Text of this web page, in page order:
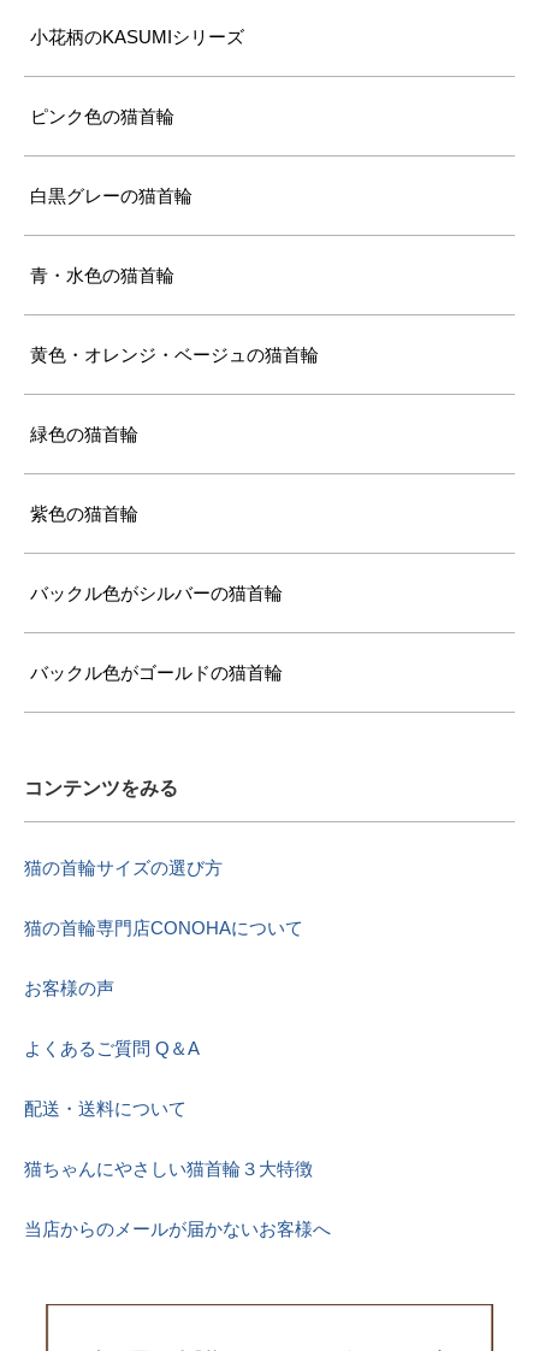
小花柄のKASUMIシリーズ
ピンク色の猫首輪
白黒グレーの猫首輪
青・水色の猫首輪
黄色・オレンジ・ベージュの猫首輪
緑色の猫首輪
紫色の猫首輪
バックル色がシルバーの猫首輪
バックル色がゴールドの猫首輪
コンテンツをみる
猫の首輪サイズの選び方
猫の首輪専門店CONOHAについて
お客様の声
よくあるご質問 Q＆A
配送・送料について
猫ちゃんにやさしい猫首輪３大特徴
当店からのメールが届かないお客様へ